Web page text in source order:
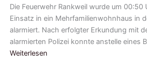
Die Feuerwehr Rankweil wurde um 00:50
Einsatz in ein Mehrfamilienwohnhaus in
alarmiert. Nach erfolgter Erkundung mit
alarmierten Polizei konnte anstelle eines
Weiterlesen